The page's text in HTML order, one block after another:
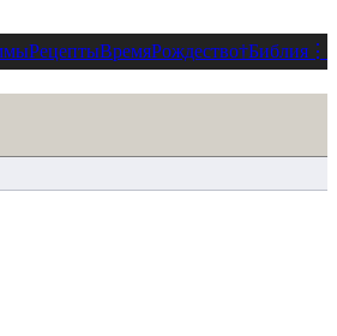
РецептыВремяРождество†Библия ⋮